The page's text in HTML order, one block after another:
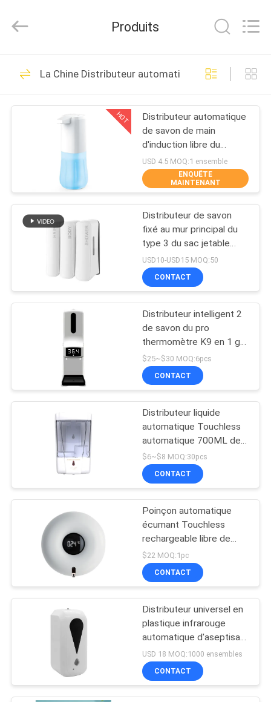
MAISON
PRODUITS
NOUS
CONTRÔLE
QUALITÉ
CONTACTEZ-
NOUS
DEMANDEZ
UNE
CITATION
SHOPPING ONLINE
PLAN
SITE
Electric
Rights
Boîte de clôture
d'ABS
34
boîte en plastique
imperméable de
clôture
26
Boîte de jonction
électrique en
plastique
Clôtures claires de
couvercle
Clôture en plastique
de bâti de mur
22
Produits
La Chine Distributeur automatique de savon
HOT
Distributeur automatique
de savon de main
d'induction libre du
contact 600ML
USD 4.5 MOQ:1 ensemble
ENQUÊTE
MAINTENANT
Distributeur de savon
fixé au mur principal du
type 3 du sac jetable
300ml pour le
shampooing de lotion
USD10-USD15 MOQ:50
CONTACT
Distributeur intelligent 2
de savon du pro
thermomètre K9 en 1 gel
1000ML de jet d'alcool
$25~$30 MOQ:6pcs
CONTACT
Distributeur liquide
automatique Touchless
automatique 700ML de
savon d'aseptisant de
main de Sensered
$6~$8 MOQ:30pcs
CONTACT
Poinçon automatique
écumant Touchless
rechargeable libre de
distributeur de savon de
beignet de bâti de mur
$22 MOQ:1pc
CONTACT
Distributeur universel en
plastique infrarouge
automatique d'aseptisant
de main
USD 18 MOQ:1000 ensembles
CONTACT